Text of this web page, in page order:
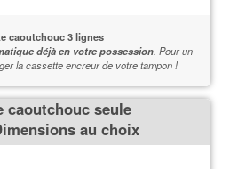
caoutchouc 3 lignes
déjà en votre possession. Pour un
la cassette encreur de votre tampon !
caoutchouc seule
au choix